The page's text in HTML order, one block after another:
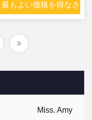
Miss. Amy
最もよい価格を得なさ